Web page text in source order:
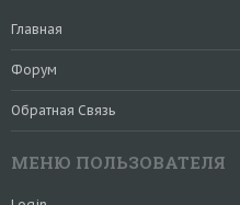
Главная
Форум
Обратная Связь
МЕНЮ ПОЛЬЗОВАТЕЛЯ